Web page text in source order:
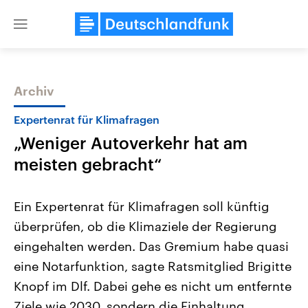
Close
Themen
Landtagswahl Sachsen-Anhalt
2026
Alle Informationen
Sachsen-Anhalt wählt am 6.
September 2026 einen neuen
Landtag. Seit 2021 wird das
Bundesland von einer Koalition aus
USA
Aktuelle Beiträge,
Hintergründe
Wirtschaftlich und
gehören die Vereinigten
den mächtigsten Ländern
mit großem Einfluss auf
Archiv
Expertenrat für Klimafragen
„Weniger Autoverkehr hat am
meisten gebracht“
Ein Expertenrat für Klimafragen soll künftig
überprüfen, ob die Klimaziele der Regierung
eingehalten werden. Das Gremium habe quasi
eine Notarfunktion, sagte Ratsmitglied Brigitte
Knopf im Dlf. Dabei gehe es nicht um entfernte